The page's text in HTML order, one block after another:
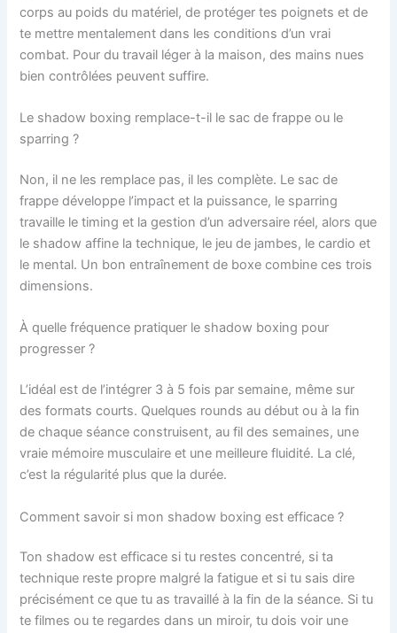
corps au poids du matériel, de protéger tes poignets et de
te mettre mentalement dans les conditions d’un vrai
combat. Pour du travail léger à la maison, des mains nues
bien contrôlées peuvent suffire.
Le shadow boxing remplace-t-il le sac de frappe ou le
sparring ?
Non, il ne les remplace pas, il les complète. Le sac de
frappe développe l’impact et la puissance, le sparring
travaille le timing et la gestion d’un adversaire réel, alors que
le shadow affine la technique, le jeu de jambes, le cardio et
le mental. Un bon entraînement de boxe combine ces trois
dimensions.
À quelle fréquence pratiquer le shadow boxing pour
progresser ?
L’idéal est de l’intégrer 3 à 5 fois par semaine, même sur
des formats courts. Quelques rounds au début ou à la fin
de chaque séance construisent, au fil des semaines, une
vraie mémoire musculaire et une meilleure fluidité. La clé,
c’est la régularité plus que la durée.
Comment savoir si mon shadow boxing est efficace ?
Ton shadow est efficace si tu restes concentré, si ta
technique reste propre malgré la fatigue et si tu sais dire
précisément ce que tu as travaillé à la fin de la séance. Si tu
te filmes ou te regardes dans un miroir, tu dois voir une